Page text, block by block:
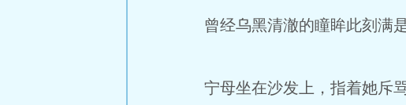
曾经乌黑清澈的瞳眸此刻满是
宁母坐在沙发上，指着她斥